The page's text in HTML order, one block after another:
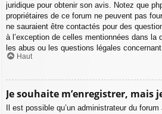
juridique pour obtenir son avis. Notez que
propriétaires de ce forum ne peuvent pas
ne sauraient être contactés pour des
à l’exception de celles mentionnées dans la
les abus ou les questions légales
Haut
Je souhaite m’enregistrer, mais
Il est possible qu’un administrateur du